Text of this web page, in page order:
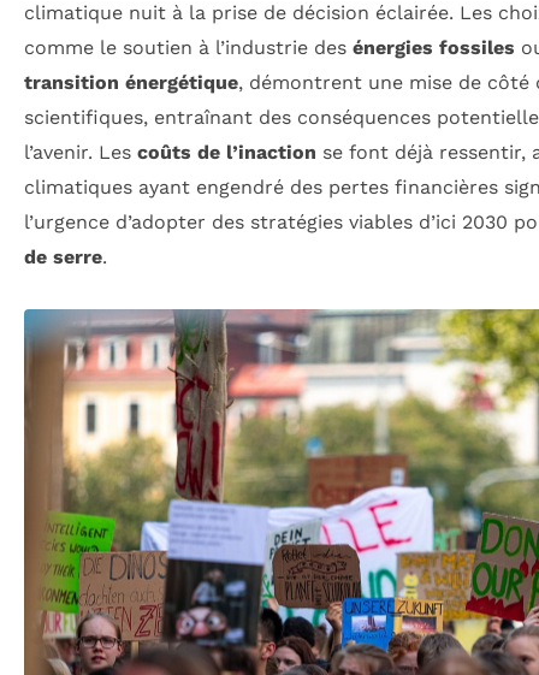
climatique nuit à la prise de décision éclairée. Les
comme le soutien à l’industrie des énergies fossiles
transition énergétique, démontrent une mise de côté
scientifiques, entraînant des conséquences
l’avenir. Les coûts de l’inaction se font déjà ressentir,
climatiques ayant engendré des pertes financières
l’urgence d’adopter des stratégies viables d’ici 2030
de serre.